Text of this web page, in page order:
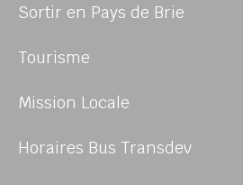
Sortir en Pays de Brie
Tourisme
Mission Locale
Horaires Bus Transdev